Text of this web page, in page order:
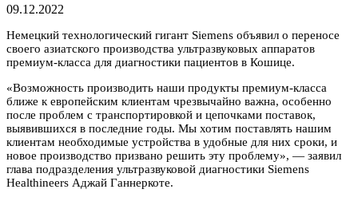
09.12.2022
Немецкий технологический гигант Siemens объявил о переносе
своего азиатского производства ультразвуковых аппаратов
премиум-класса для диагностики пациентов в Кошице.
«Возможность производить наши продукты премиум-класса
ближе к европейским клиентам чрезвычайно важна, особенно
после проблем с транспортировкой и цепочками поставок,
выявившихся в последние годы. Мы хотим поставлять нашим
клиентам необходимые устройства в удобные для них сроки, и
новое производство призвано решить эту проблему», — заявил
глава подразделения ультразвуковой диагностики Siemens
Healthineers Аджай Ганнеркоте.